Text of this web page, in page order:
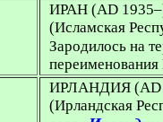
ИРАН (AD
(Исламская
Зародилось на
ИРЛАНДИЯ (AD
(Ирландская